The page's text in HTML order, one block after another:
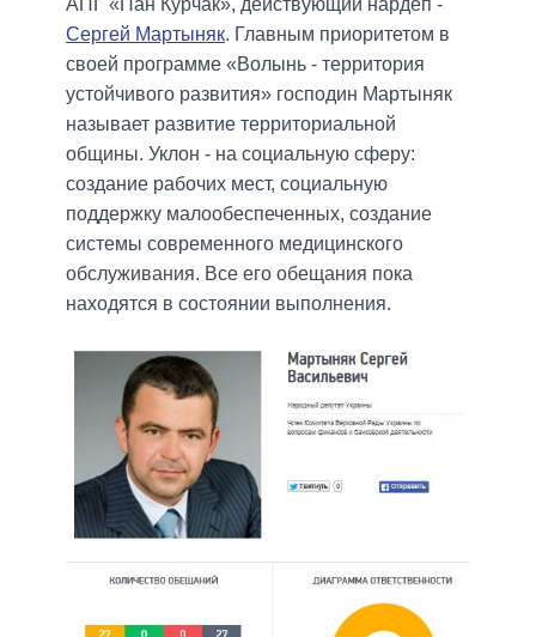
Сергей Мартыняк. Главным приоритетом в
своей программе «Волынь - территория
устойчивого развития» господин Мартыняк
называет развитие территориальной
общины. Уклон - на социальную сферу:
создание рабочих мест, социальную
поддержку малообеспеченных, создание
системы современного медицинского
обслуживания. Все его обещания пока
находятся в состоянии выполнения.